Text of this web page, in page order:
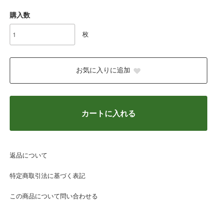
購入数
枚
お気に入りに追加
カートに入れる
返品について
特定商取引法に基づく表記
この商品について問い合わせる